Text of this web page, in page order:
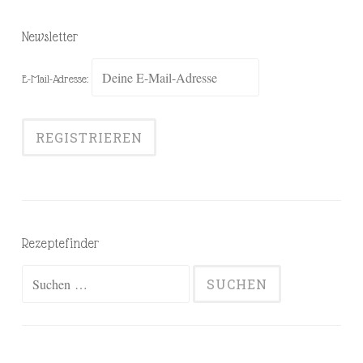
Newsletter
E-Mail-Adresse:
Rezeptefinder